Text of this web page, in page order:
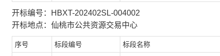
开标编号：HBXT-202402SL-004002
开标地点：仙桃市公共资源交易中心
序号 标段编号 标段名称